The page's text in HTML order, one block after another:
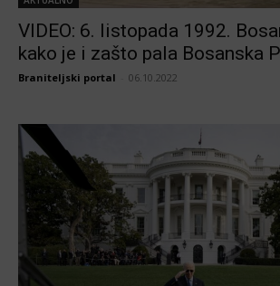
VIDEO: 6. listopada 1992.
kako je i zašto pala Bosanska
Braniteljski portal 06.10.2022